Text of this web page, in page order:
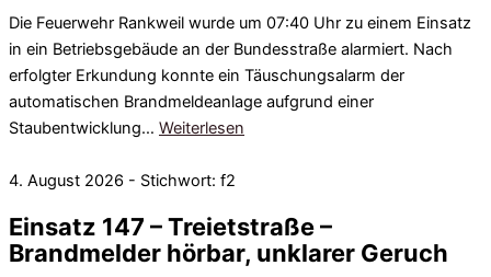
Die Feuerwehr Rankweil wurde um 07:40 Uhr zu einem Einsatz
in ein Betriebsgebäude an der Bundesstraße alarmiert. Nach
erfolgter Erkundung konnte ein Täuschungsalarm der
automatischen Brandmeldeanlage aufgrund einer
Staubentwicklung… Weiterlesen
4. August 2026 - Stichwort: f2
Einsatz 147 – Treietstraße –
Brandmelder hörbar, unklarer Geruch